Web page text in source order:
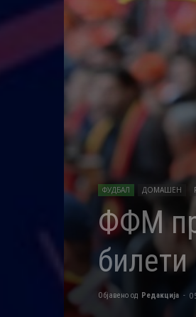
ФУДБАЛ ДОМАШЕН
ФФМ
Објавено од Редакција -